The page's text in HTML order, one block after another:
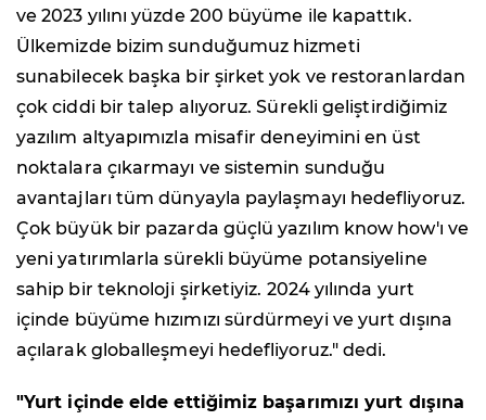
ve 2023 yılını yüzde 200 büyüme ile kapattık.
Ülkemizde bizim sunduğumuz hizmeti
sunabilecek başka bir şirket yok ve restoranlardan
çok ciddi bir talep alıyoruz. Sürekli geliştirdiğimiz
yazılım altyapımızla misafir deneyimini en üst
noktalara çıkarmayı ve sistemin sunduğu
avantajları tüm dünyayla paylaşmayı hedefliyoruz.
Çok büyük bir pazarda güçlü yazılım know how'ı ve
yeni yatırımlarla sürekli büyüme potansiyeline
sahip bir teknoloji şirketiyiz. 2024 yılında yurt
içinde büyüme hızımızı sürdürmeyi ve yurt dışına
açılarak globalleşmeyi hedefliyoruz."dedi.
"Yurt içinde elde ettiğimiz başarımızı yurt dışına